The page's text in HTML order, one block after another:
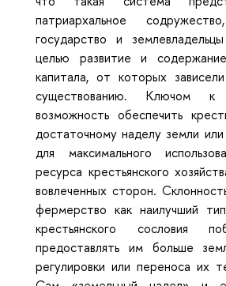
патриархальное
государство и
целью развитие и содержание
капитала, от которых
существованию. Ключом
возможность обеспечить
достаточному наделу земли
для максимального
ресурса крестьянского
вовлеченных сторон.
фермерство как наилучший
крестьянского сословия
предоставлять им больше
регулировки или переноса их